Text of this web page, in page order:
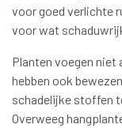
voor goed verlichte
voor wat
Planten voegen niet
hebben ook
schadelijke stoffen
Overweeg